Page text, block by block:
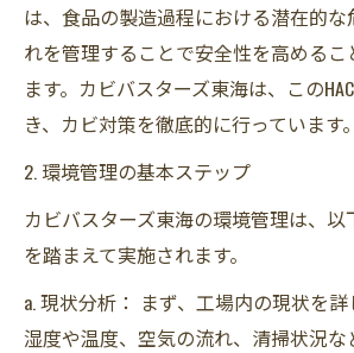
は、食品の製造過程における潜在的
れを管理することで安全性を高める
ます。カビバスターズ東海は、この
き、カビ対策を徹底的に行っています。
2. 環境管理の基本ステップ
カビバスターズ東海の環境管理は、
を踏まえて実施されます。
a. 現状分析： まず、工場内の現状を詳
湿度や温度、空気の流れ、清掃状況な